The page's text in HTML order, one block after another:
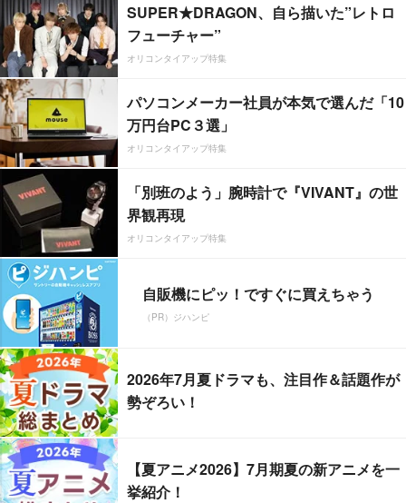
SUPER★DRAGON、自ら描いた”レトロ
フューチャー”
オリコンタイアップ特集
パソコンメーカー社員が本気で選んだ「10
万円台PC３選」
オリコンタイアップ特集
「別班のよう」腕時計で『VIVANT』の世
界観再現
オリコンタイアップ特集
自販機にピッ！ですぐに買えちゃう
（PR）ジハンピ
2026年7月夏ドラマも、注目作＆話題作が
勢ぞろい！
【夏アニメ2026】7月期夏の新アニメを一
挙紹介！